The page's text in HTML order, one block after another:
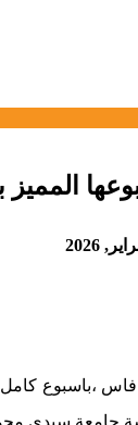
المميز
،باسبوع كامل